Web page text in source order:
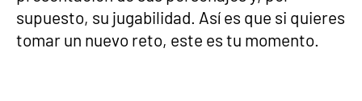
supuesto, su jugabilidad. Así es que si quieres
tomar un nuevo reto, este es tu momento.